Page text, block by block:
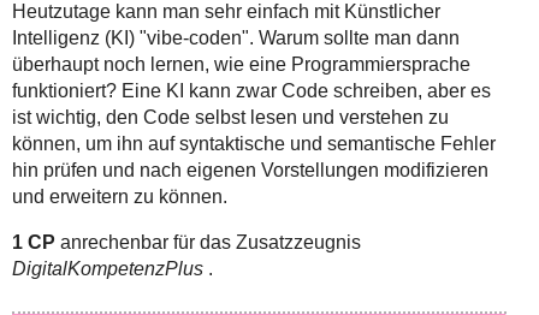
Heutzutage kann man sehr einfach mit Künstlicher
Intelligenz (KI) "vibe-coden". Warum sollte man dann
überhaupt noch lernen, wie eine Programmiersprache
funktioniert? Eine KI kann zwar Code schreiben, aber es
ist wichtig, den Code selbst lesen und verstehen zu
können, um ihn auf syntaktische und semantische Fehler
hin prüfen und nach eigenen Vorstellungen modifizieren
und erweitern zu können.
1 CP anrechenbar für das Zusatzzeugnis
DigitalKompetenzPlus .